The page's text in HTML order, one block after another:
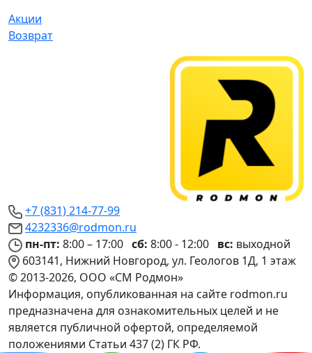
Акции
Возврат
+7 (831) 214-77-99
4232336@rodmon.ru
пн-пт: 8:00 – 17:00 сб: 8:00 - 12:00 вс: выходной
603141, Нижний Новгород, ул. Геологов 1Д, 1 этаж
© 2013-2026, ООО «СМ Родмон»
Информация, опубликованная на сайте rodmon.ru
предназначена для ознакомительных целей и не
является публичной офертой, определяемой
положениями Статьи 437 (2) ГК РФ.